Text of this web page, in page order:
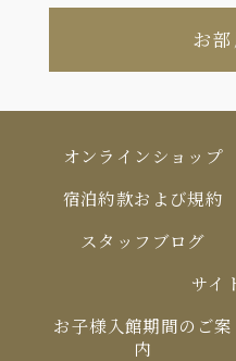
お
オンラインショップ
宿泊約款および規約
スタッフブログ
サイ
お⼦様⼊館期間のご案
内